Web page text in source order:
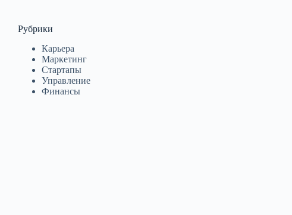
Рубрики
Карьера
Маркетинг
Стартапы
Управление
Финансы